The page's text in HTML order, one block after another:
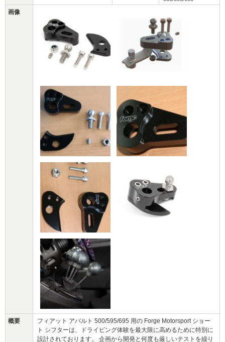
画像
概要
フィアット アバルト 500/595/695 用の Forge Motorsport ショー
ト シフターは、ドライビング体験を最大限に高めるために特別に
設計されております。 企画から開発と何度も厳しいテストを繰り